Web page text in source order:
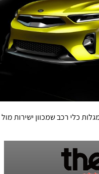
כלי רכב שמכוון ישירות מול